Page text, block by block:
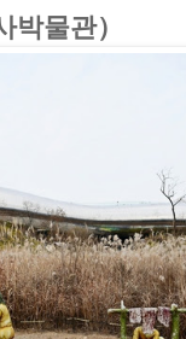
물관）